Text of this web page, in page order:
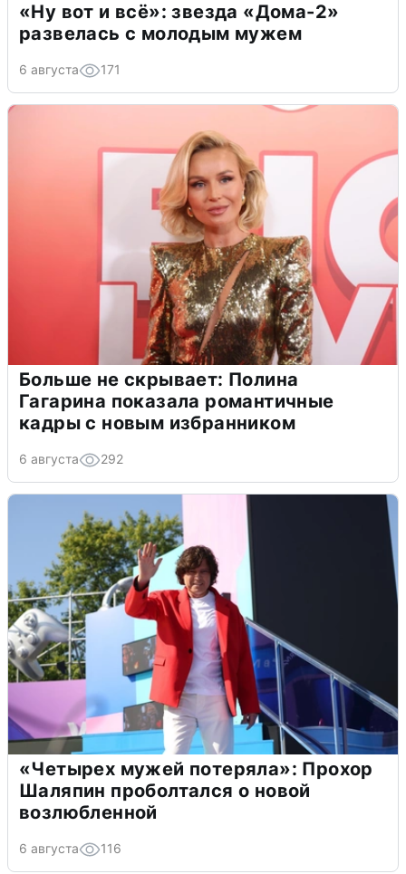
«Ну вот и всё»: звезда «Дома-2»
развелась с молодым мужем
6 августа 171
Больше не скрывает: Полина
Гагарина показала романтичные
кадры с новым избранником
6 августа 292
«Четырех мужей потеряла»: Прохор
Шаляпин проболтался о новой
возлюбленной
6 августа 116